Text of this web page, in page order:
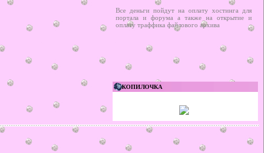
Все деньги пойдут на оплату хостинга для
портала и форума а также на открытие и
оплату траффика файлового архива
КОПИЛОЧКА